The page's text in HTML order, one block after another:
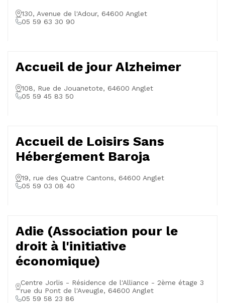
130, Avenue de l'Adour, 64600 Anglet
05 59 63 30 90
Accueil de jour Alzheimer
108, Rue de Jouanetote, 64600 Anglet
05 59 45 83 50
Accueil de Loisirs Sans
Hébergement Baroja
19, rue des Quatre Cantons, 64600 Anglet
05 59 03 08 40
Adie (Association pour le
droit à l'initiative
économique)
Centre Jorlis - Résidence de l'Alliance - 2ème étage 3
rue du Pont de l'Aveugle, 64600 Anglet
05 59 58 23 86